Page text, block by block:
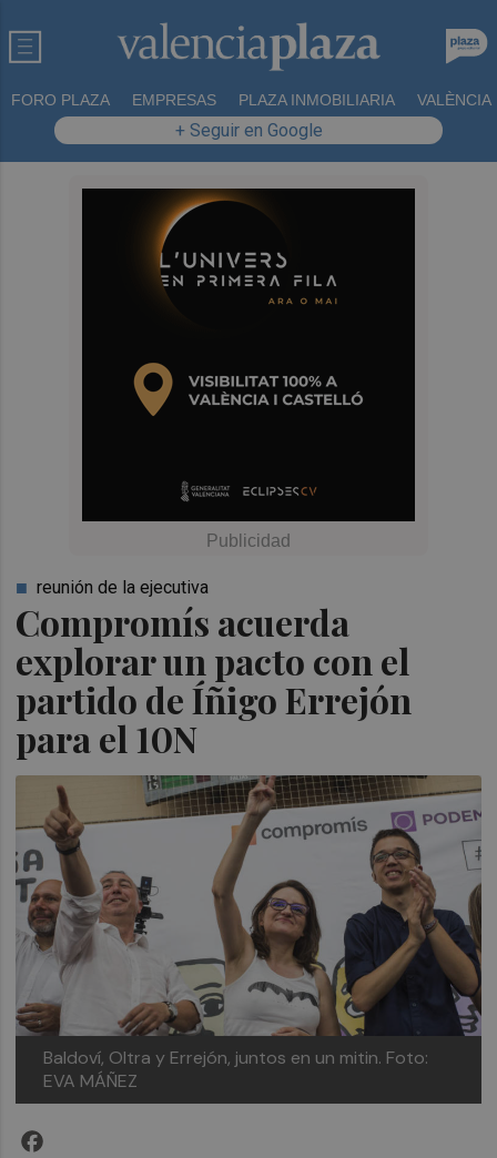
FORO PLAZA EMPRESAS PLAZA INMOBILIARIA VALÈNCIA
+ Seguir en Google
Compromís acuerda
explorar un pacto con el
partido de Íñigo Errejón
para el 10N
reunión de la ejecutiva
Baldoví, Oltra y Errejón, juntos en un mitin. Foto:
EVA MÁÑEZ